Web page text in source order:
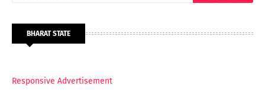
BHARAT STATE
Responsive Advertisement